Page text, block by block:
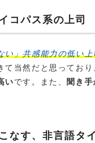
コパス系の上司
い」共感能力の低い上
て当然だと思ってお
いです。また、 聞き
なす、非言語タ